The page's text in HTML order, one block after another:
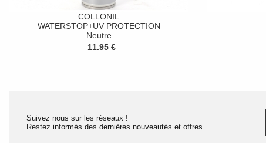
COLLONIL
WATERSTOP+UV PROTECTION
Neutre
11.95 €
Suivez nous sur les réseaux !
Restez informés des dernières nouveautés et offres.